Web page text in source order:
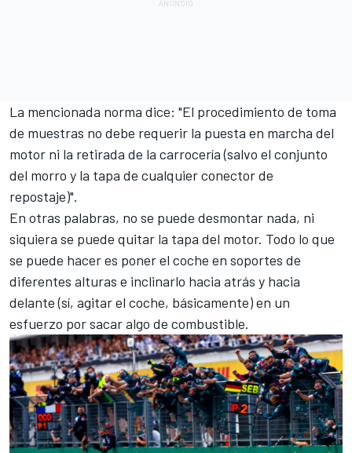
La mencionada norma dice: "El procedimiento de toma
de muestras no debe requerir la puesta en marcha del
motor ni la retirada de la carrocería (salvo el conjunto
del morro y la tapa de cualquier conector de
repostaje)".
En otras palabras, no se puede desmontar nada, ni
siquiera se puede quitar la tapa del motor. Todo lo que
se puede hacer es poner el coche en soportes de
diferentes alturas e inclinarlo hacia atrás y hacia
delante (sí, agitar el coche, básicamente) en un
esfuerzo por sacar algo de combustible.